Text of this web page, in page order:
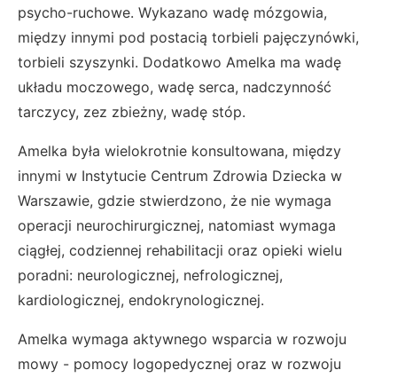
psycho-ruchowe. Wykazano wadę mózgowia,
między innymi pod postacią torbieli pajęczynówki,
torbieli szyszynki. Dodatkowo Amelka ma wadę
układu moczowego, wadę serca, nadczynność
tarczycy, zez zbieżny, wadę stóp.
Amelka była wielokrotnie konsultowana, między
innymi w Instytucie Centrum Zdrowia Dziecka w
Warszawie, gdzie stwierdzono, że nie wymaga
operacji neurochirurgicznej, natomiast wymaga
ciągłej, codziennej rehabilitacji oraz opieki wielu
poradni: neurologicznej, nefrologicznej,
kardiologicznej, endokrynologicznej.
Amelka wymaga aktywnego wsparcia w rozwoju
mowy - pomocy logopedycznej oraz w rozwoju